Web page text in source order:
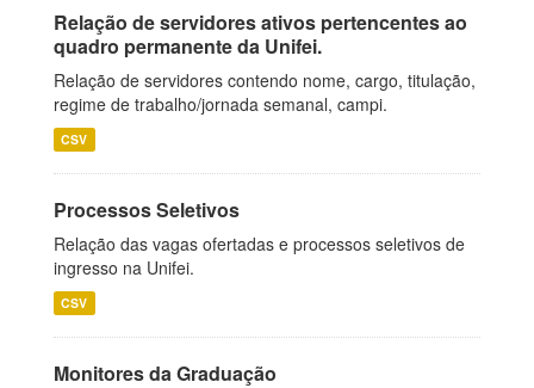
Relação de servidores ativos pertencentes ao
quadro permanente da Unifei.
Relação de servidores contendo nome, cargo, titulação,
regime de trabalho/jornada semanal, campi.
CSV
Processos Seletivos
Relação das vagas ofertadas e processos seletivos de
ingresso na Unifei.
CSV
Monitores da Graduação